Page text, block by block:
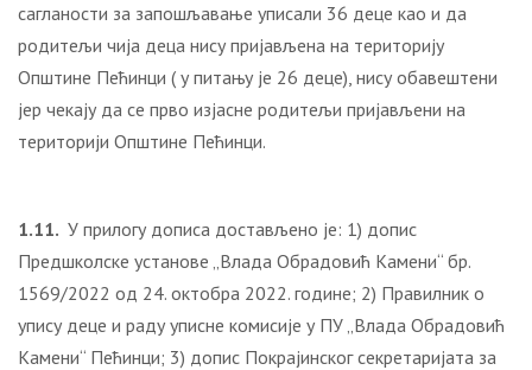
сагланости за запошљавање уписали 36 деце као и да
родитељи чија деца нису пријављена на територију
Општине Пећинци ( у питању је 26 деце), нису обавештени
јер чекају да се прво изјасне родитељи пријављени на
територији Општине Пећинци.
1.11. У прилогу дописа достављено је: 1) допис
Предшколске установе „Влада Обрадовић Камени“ бр.
1569/2022 од 24. октобра 2022. године; 2) Правилник о
упису деце и раду уписне комисије у ПУ „Влада Обрадовић
Камени“ Пећинци; 3) допис Покрајинског секретаријата за